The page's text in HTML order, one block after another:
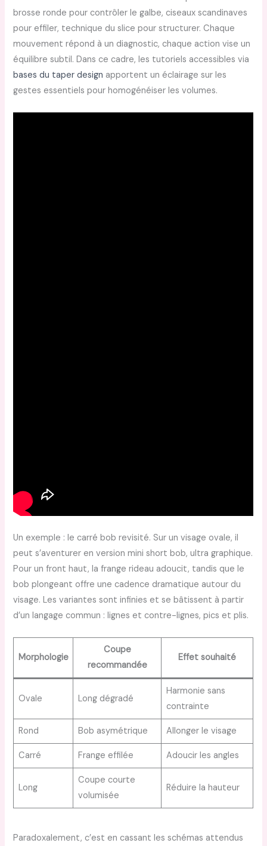
brosse ronde pour contrôler le galbe, ciseaux scandinaves
pour effiler, technique du slice pour structurer. Chaque
mouvement répond à un diagnostic, chaque action vise un
équilibre subtil. Dans ce cadre, les tutoriels accessibles via
bases du taper design apportent un éclairage sur les
gestes essentiels pour homogénéiser les volumes.
Un exemple : le carré bob revisité. Sur un visage ovale, il
peut s’aventurer en version mini short bob, ultra graphique.
Pour un front haut, la frange rideau adoucit, tandis que le
bob plongeant offre une cadence dramatique autour du
visage. Les variantes sont infinies et se bâtissent à partir
d’un langage commun : lignes et contre-lignes, pics et plis.
Morphologie
Coupe
recommandée
Effet souhaité
Ovale Long dégradé
Harmonie sans
contrainte
Rond Bob asymétrique Allonger le visage
Carré Frange effilée Adoucir les angles
Long
Coupe courte
volumisée
Réduire la hauteur
Paradoxalement, c’est en cassant les schémas attendus